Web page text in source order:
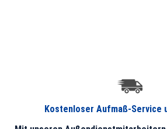
Kostenloser Aufmaß-Service